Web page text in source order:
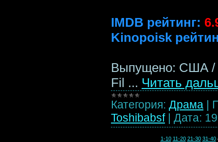
IMDB рейтинг:
Kinopoisk
Выпущено: США /
Fil ... Читать
Категория: Драма |
Toshibabsf | Дата:
1-10 11-20 21-30 31-40